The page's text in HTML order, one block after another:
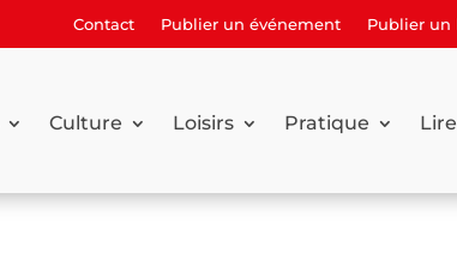
Contact Publier un événement Publier un
Culture Loisirs Pratique